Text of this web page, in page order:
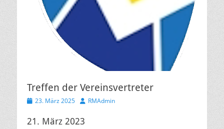
Treffen der Vereinsvertreter
Veröffentlicht
23. März 2025 AutorRMAdmin
21. März 2023